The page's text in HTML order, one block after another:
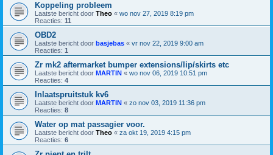
Koppeling probleem
Laatste bericht door Theo « wo nov 27, 2019 8:19 pm
Reacties: 11
OBD2
Laatste bericht door basjebas « vr nov 22, 2019 9:00 am
Reacties: 1
Zr mk2 aftermarket bumper extensions/lip/skirts etc
Laatste bericht door MARTIN « wo nov 06, 2019 10:51 pm
Reacties: 4
Inlaatspruitstuk kv6
Laatste bericht door MARTIN « zo nov 03, 2019 11:36 pm
Reacties: 8
Water op mat passagier voor.
Laatste bericht door Theo « za okt 19, 2019 4:15 pm
Reacties: 6